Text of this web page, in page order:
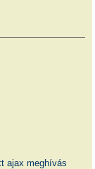
ajax meghívás